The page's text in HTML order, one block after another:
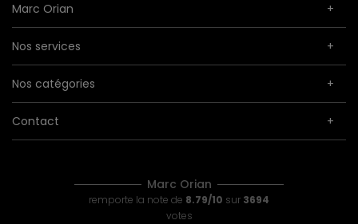
Marc Orian
Nos services
Nos catégories
Contact
Marc Orian
remporte la note de 8.79/10 sur 3694
votes